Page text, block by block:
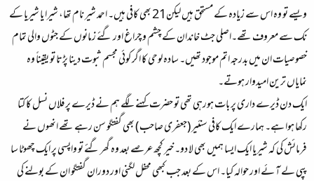
ویسے تو وہ اس سے زیادہ کے مستحق ہیں لیکن21 بھی کافی ہیں۔ احمد شیر نام تھا، شیرا یا شیریا کے
نک سے معروف تھے۔اصلی جٹ خاندان کے چشم و چراغ اور گئے زمانوں کے جٹوں والی تمام
خصوصیات ان میں بدرجہ اتم موجود تھیں۔ سادہ لوحی کا اگر کوئی مجسم ثبوت دینا پڑتا تو یقیناً وہ
نمایاں ترین امیدوار ہوتے۔
ایک دن ڈیرے داری پر بات ہورہی تھی تو حضرت کہنے لگے ہم نے ڈیرے پر فلاں نسل کا کتا
رکھا ہوا ہے۔ ہمارے ایک کافی سنئیر (جعفری صاحب ) بھی گفتگو سن رہے تھے انھوں نے
فرمائش کی کہ شیریا ایک ایسا ہمیں بھی لا دو۔ خیر کچھ عرصے بعد وہ گھر گئے تو واپسی پر ایک چھوٹا سا
پپی لے آ ئے اور حوالہ کیا۔ اس کے بعد جب کبھی محفل لگنی اور دوران گفتگو ان کے بولنے کی